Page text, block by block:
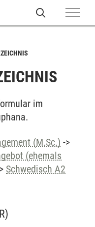
im
(M.Sc.) ->
(ehemals
Schwedisch A2